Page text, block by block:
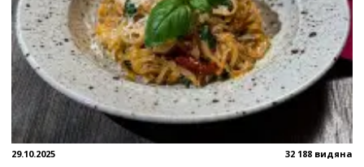
29.10.2025 32 188 видяна